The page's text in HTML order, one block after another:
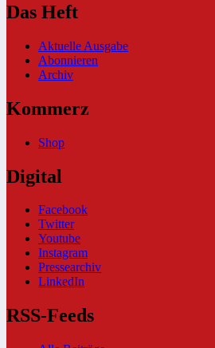
Das Heft
Aktuelle Ausgabe
Abonnieren
Archiv
Kommerz
Shop
Digital
Facebook
Twitter
Youtube
Instagram
Pressearchiv
LinkedIn
RSS-Feeds